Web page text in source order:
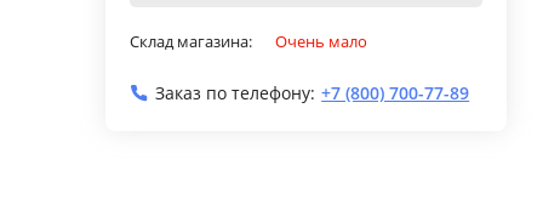
Склад магазина: Очень мало
Заказ по телефону: +7 (800) 700-77-89